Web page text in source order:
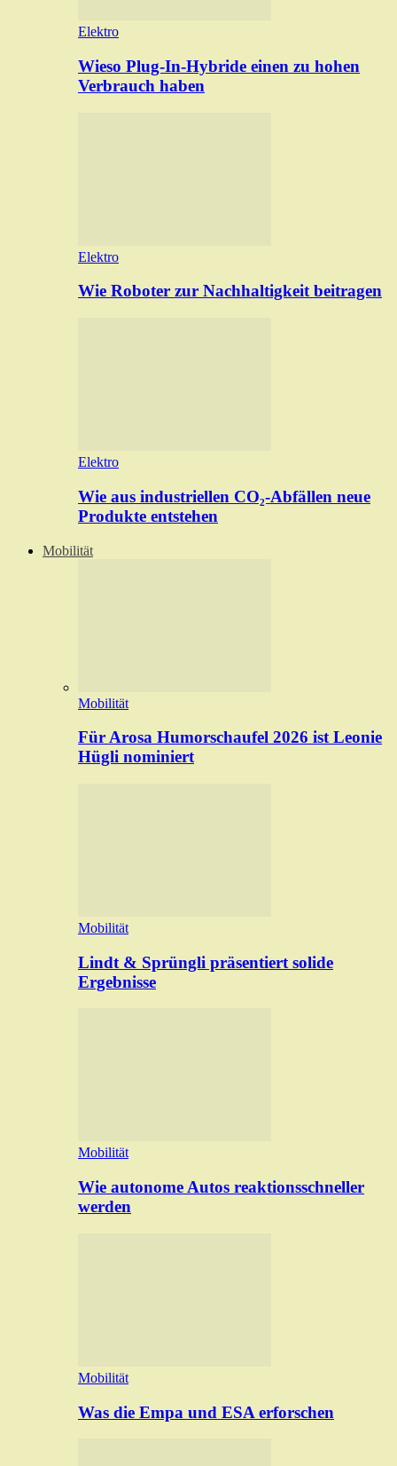
Elektro
Wieso Plug-In-Hybride einen zu hohen
Verbrauch haben
Elektro
Wie Roboter zur Nachhaltigkeit beitragen
Elektro
Wie aus industriellen CO₂-Abfällen neue
Produkte entstehen
Mobilität
Mobilität
Für Arosa Humorschaufel 2026 ist Leonie
Hügli nominiert
Mobilität
Lindt & Sprüngli präsentiert solide
Ergebnisse
Mobilität
Wie autonome Autos reaktionsschneller
werden
Mobilität
Was die Empa und ESA erforschen